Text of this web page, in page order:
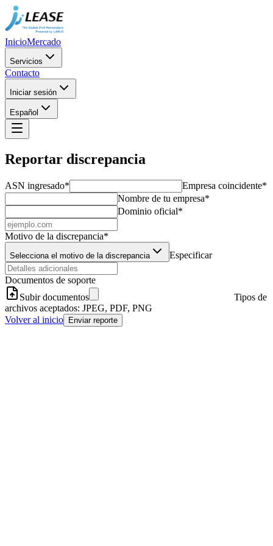
InicioMercado
Servicios
Contacto
Iniciar sesión
Español
Reportar discrepancia
ASN ingresado* Empresa coincidente*
Nombre de tu empresa*
Dominio oficial*
Motivo de la discrepancia*
Selecciona el motivo de la discrepancia Especificar
Documentos de soporte
Subir documentos
Tipos de
archivos aceptados: JPEG, PDF, PNG
Volver al inicio
Enviar reporte